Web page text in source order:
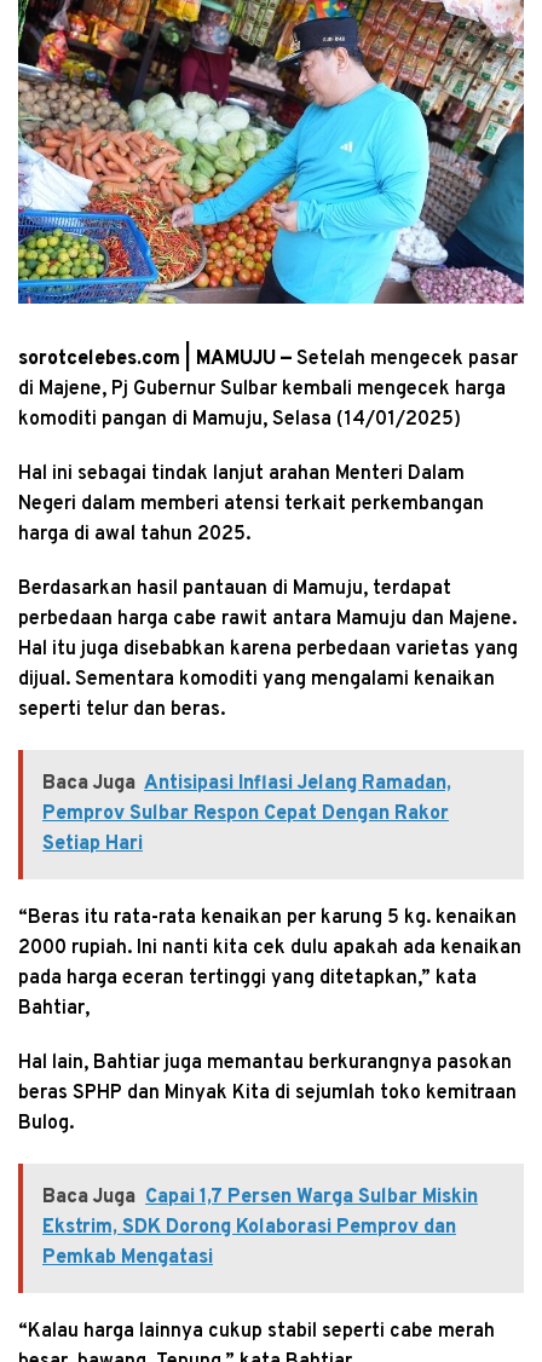
sorotcelebes.com | MAMUJU — Setelah mengecek pasar
di Majene, Pj Gubernur Sulbar kembali mengecek harga
komoditi pangan di Mamuju, Selasa (14/01/2025)
Hal ini sebagai tindak lanjut arahan Menteri Dalam
Negeri dalam memberi atensi terkait perkembangan
harga di awal tahun 2025.
Berdasarkan hasil pantauan di Mamuju, terdapat
perbedaan harga cabe rawit antara Mamuju dan Majene.
Hal itu juga disebabkan karena perbedaan varietas yang
dijual. Sementara komoditi yang mengalami kenaikan
seperti telur dan beras.
Baca Juga Antisipasi Inflasi Jelang Ramadan,
Pemprov Sulbar Respon Cepat Dengan Rakor
Setiap Hari
“Beras itu rata-rata kenaikan per karung 5 kg. kenaikan
2000 rupiah. Ini nanti kita cek dulu apakah ada kenaikan
pada harga eceran tertinggi yang ditetapkan,” kata
Bahtiar,
Hal lain, Bahtiar juga memantau berkurangnya pasokan
beras SPHP dan Minyak Kita di sejumlah toko kemitraan
Bulog.
Baca Juga Capai 1,7 Persen Warga Sulbar Miskin
Ekstrim, SDK Dorong Kolaborasi Pemprov dan
Pemkab Mengatasi
“Kalau harga lainnya cukup stabil seperti cabe merah